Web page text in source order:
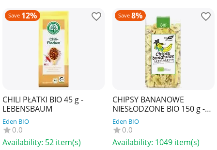
Save 12%
CHILI PŁATKI BIO 45 g -
LEBENSBAUM
Eden BIO
0.0
Availability: 52 item(s)
Save 8%
CHIPSY BANANOWE
NIESŁODZONE BIO 150 g -
BIO PLANET
Eden BIO
0.0
Availability: 1049 item(s)